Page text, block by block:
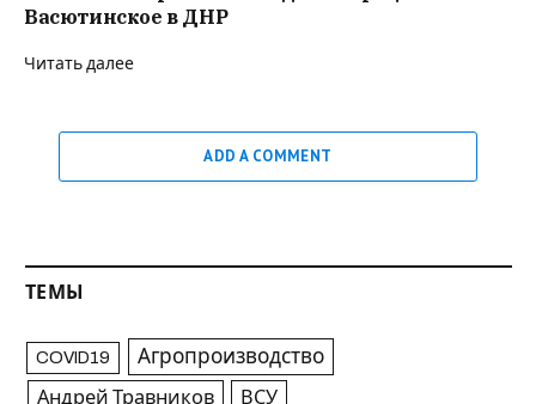
Васютинское в ДНР
Читать далее
ADD A COMMENT
ТЕМЫ
COVID19 Агропроизводство
Андрей Травников ВСУ